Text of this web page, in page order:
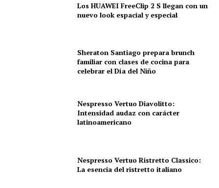
Los HUAWEI FreeClip 2 S llegan con un
nuevo look espacial y especial
Sheraton Santiago prepara brunch
familiar con clases de cocina para
celebrar el Día del Niño
Nespresso Vertuo Diavolitto:
Intensidad audaz con carácter
latinoamericano
Nespresso Vertuo Ristretto Classico:
La esencia del ristretto italiano